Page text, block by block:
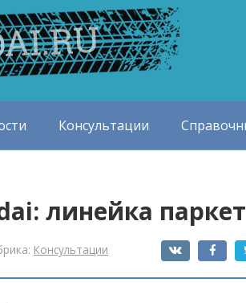
Консультации
линейка
Консультации